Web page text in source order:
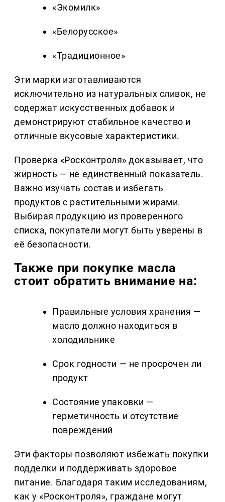
«Экомилк»
«Белорусское»
«Традиционное»
Эти марки изготавливаются
исключительно из натуральных сливок, не
содержат искусственных добавок и
демонстрируют стабильное качество и
отличные вкусовые характеристики.
Проверка «Росконтроля» доказывает, что
жирность — не единственный показатель.
Важно изучать состав и избегать
продуктов с растительными жирами.
Выбирая продукцию из проверенного
списка, покупатели могут быть уверены в
её безопасности.
Также при покупке масла
стоит обратить внимание на:
Правильные условия хранения —
масло должно находиться в
холодильнике
Срок годности — не просрочен ли
продукт
Состояние упаковки —
герметичность и отсутствие
повреждений
Эти факторы позволяют избежать покупки
подделки и поддерживать здоровое
питание. Благодаря таким исследованиям,
как у «Росконтроля», граждане могут